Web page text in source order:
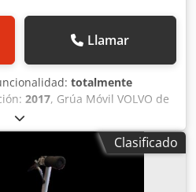
Llamar
totalmente
2017, Grúa Móvil VOLVO de
profesional sobre chasis Volvo (5
en excelente estado de
está homologado en Rumanía
preparado para su uso
o de construcción.
Clasificado